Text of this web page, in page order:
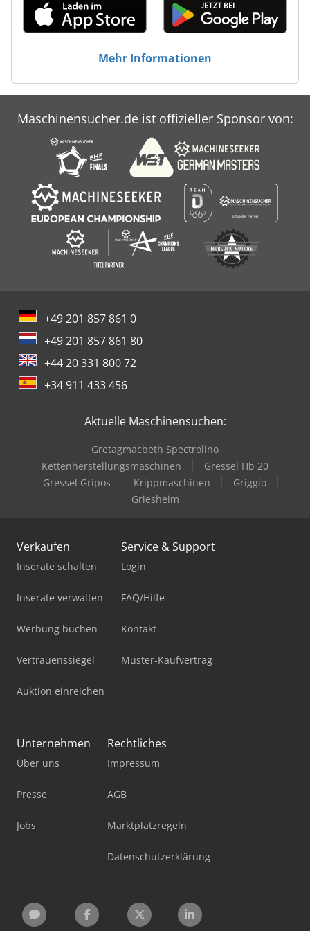
20 % (Öl/Gas) reduziert - Verbesserte Backergebnisse
durch schnellere Erreichung der Soll-Backtemperatur nach
dem Beschicken - Zusätzliche Primärenergieeinsparungen
Aufheizphasen) für durchgängigen Backbetrieb - Wärme
Backraum, um Ihre köstlichen Produkte zu backen
Mehr Informationen
Maschinensucher.de ist offizieller Sponsor von:
+49 201 857 861 0
+49 201 857 861 80
+44 20 331 800 72
+34 911 433 456
Aktuelle Maschinensuchen:
Gretagmacbeth Spectrolino
Kettenherstellungsmaschinen
Gressel Hb 20
Gressel Gripos
Krippmaschinen
Griggio
Griesheim
Verkaufen
Inserate schalten
Inserate verwalten
Werbung buchen
Vertrauenssiegel
Auktion einreichen
Service & Support
Login
FAQ/Hilfe
Kontakt
Muster-Kaufvertrag
Unternehmen
Über uns
Presse
Jobs
Rechtliches
Impressum
AGB
Marktplatzregeln
Datenschutzerklärung